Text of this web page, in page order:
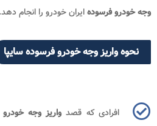
وجه خودرو فرسودهایران خودرو را انجام دهد.
نحوه واریز وجه خودرو فرسوده سایپا
افرادی که قصدواریز وجه